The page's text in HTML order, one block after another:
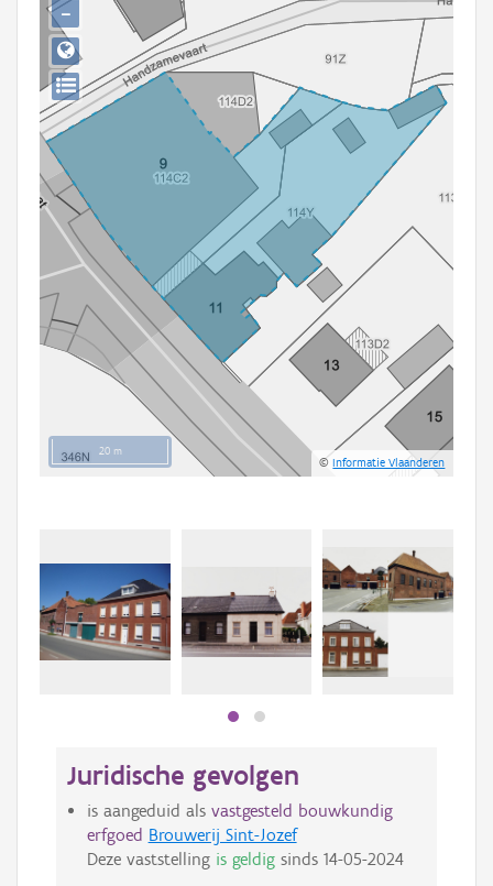
Persoon of collectief
Downloads
Hergebruik
Aanmelden
20 m
©Informatie Vlaanderen
−
Juridische gevolgen
is aangeduid als vastgesteld bouwkundig
erfgoed Brouwerij Sint-Jozef
Deze vaststelling is geldigsinds 14-05-2024